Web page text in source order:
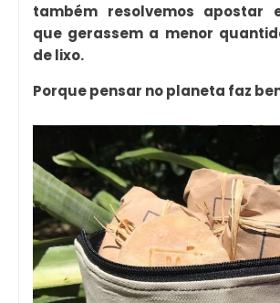
também resolvemos apostar
que gerassem a menor
de lixo.
Porque pensar no planeta faz